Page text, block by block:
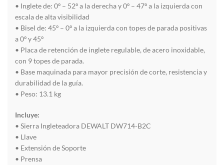
• Inglete de: 0º – 52º a la derecha y 0º – 47º a la izquierda con
escala de alta visibilidad
• Bisel de: 45º – 0º a la izquierda con topes de parada positivas
a 0º y 45º
• Placa de retención de inglete regulable, de acero inoxidable,
con 9 topes de parada.
• Base maquinada para mayor precisión de corte, resistencia y
durabilidad de la guía.
• Peso: 13.1 kg
Incluye:
• Sierra Ingleteadora DEWALT DW714-B2C
• Llave
• Extensión de Soporte
• Prensa